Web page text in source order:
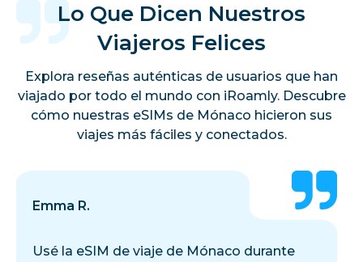
Lo Que Dicen Nuestros
Viajeros Felices
Explora reseñas auténticas de usuarios que han
viajado por todo el mundo con iRoamly. Descubre
cómo nuestras eSIMs de Mónaco hicieron sus
viajes más fáciles y conectados.
Emma R.
Usé la eSIM de viaje de Mónaco durante